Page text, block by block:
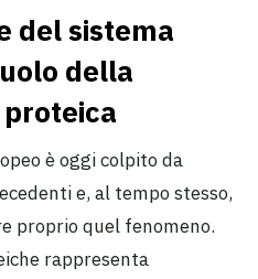
del sistema
della
è oggi colpito da
e, al tempo stesso,
proprio quel fenomeno.
rappresenta